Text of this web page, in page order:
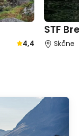
Genomsnittligt
4,4
STF
Skåne